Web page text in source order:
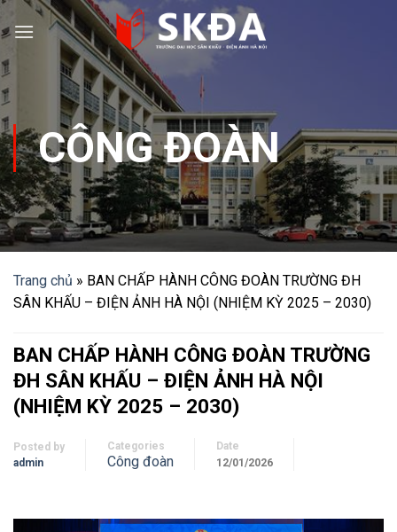
Skip
to
content
CÔNG ĐOÀN
Trang chủ » BAN CHẤP HÀNH CÔNG ĐOÀN TRƯỜNG ĐH
SÂN KHẤU – ĐIỆN ẢNH HÀ NỘI (NHIỆM KỲ 2025 – 2030)
BAN CHẤP HÀNH CÔNG ĐOÀN TRƯỜNG
ĐH SÂN KHẤU – ĐIỆN ẢNH HÀ NỘI
(NHIỆM KỲ 2025 – 2030)
Posted by
admin
Categories
Công đoàn
Date
12/01/2026